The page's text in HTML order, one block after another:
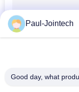
gps
Paul-Jointech
Good day, what